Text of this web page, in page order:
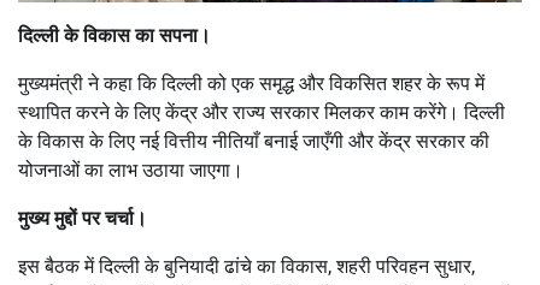
दिल्ली के विकास का सपना।
मुख्यमंत्री ने कहा कि दिल्ली को एक समृद्ध और विकसित शहर के रूप में
स्थापित करने के लिए केंद्र और राज्य सरकार मिलकर काम करेंगे। दिल्ली
के विकास के लिए नई वित्तीय नीतियाँ बनाई जाएँगी और केंद्र सरकार की
योजनाओं का लाभ उठाया जाएगा।
मुख्य मुद्दों पर चर्चा।
इस बैठक में दिल्ली के बुनियादी ढांचे का विकास, शहरी परिवहन सुधार,